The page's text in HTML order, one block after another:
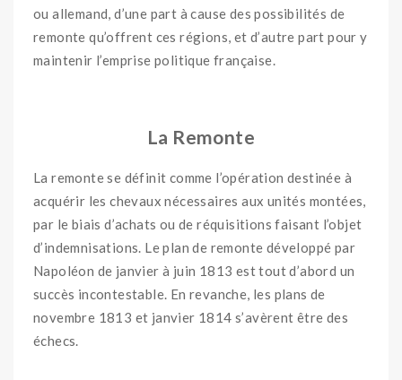
ou allemand, d’une part à cause des possibilités de
remonte qu’offrent ces régions, et d’autre part pour y
maintenir l’emprise politique française.
La Remonte
La remonte se définit comme l’opération destinée à
acquérir les chevaux nécessaires aux unités montées,
par le biais d’achats ou de réquisitions faisant l’objet
d’indemnisations. Le plan de remonte développé par
Napoléon de janvier à juin 1813 est tout d’abord un
succès incontestable. En revanche, les plans de
novembre 1813 et janvier 1814 s’avèrent être des
échecs.